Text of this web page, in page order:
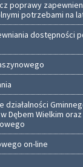
poprawy
potrzebami na
dostępności
działalności
Dębem Wielkim
on-line